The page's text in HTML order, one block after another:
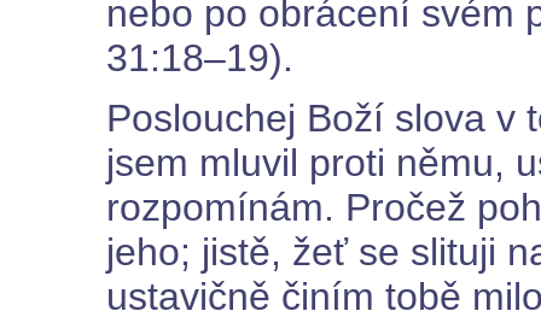
nebo po obrácení svém
31:18–19).
Poslouchej Boží slova v
jsem mluvil proti němu,
rozpomínám. Pročež
jeho; jistě, žeť se slituji
ustavičně činím tobě